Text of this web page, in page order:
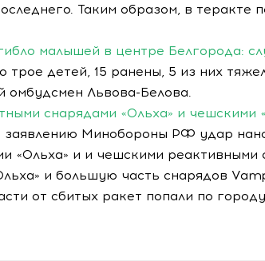
Таким образом, в теракте
малышей в центре Белгорода:
трое детей, 15 ранены, 5 из них
омбудсмен Львова-Белова.
снарядами «Ольха» и чешскими
заявлению Минобороны РФ удар
«Ольха» и и чешскими реактивными
и большую часть снарядов
от сбитых ракет попали по